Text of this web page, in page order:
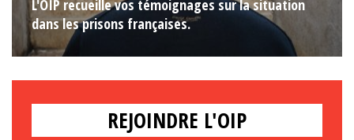
L'OIP recueille vos témoignages sur la situation
dans les prisons françaises.
REJOINDRE L'OIP